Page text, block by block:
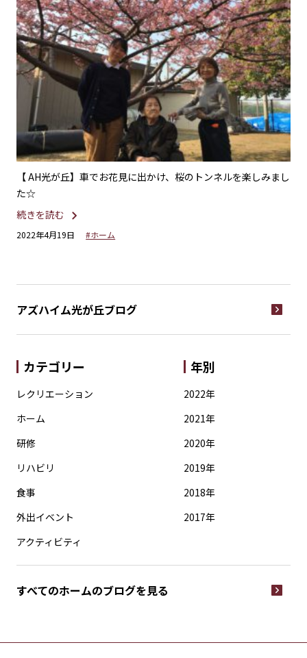
【 AH光が丘】車でお花見に出かけ、桜のトンネルを楽しみまし
た☆
続きを読む
2022年4月19日 #ホーム
アズハイム光が丘ブログ
カテゴリー
レクリエーション
ホーム
研修
リハビリ
食事
外出イベント
アクティビティ
年別
2022年
2021年
2020年
2019年
2018年
2017年
すべてのホームのブログを見る